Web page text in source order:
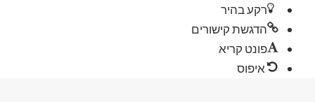
רקע בהיר
הדגשת קישורים
פונט קריא
איפוס